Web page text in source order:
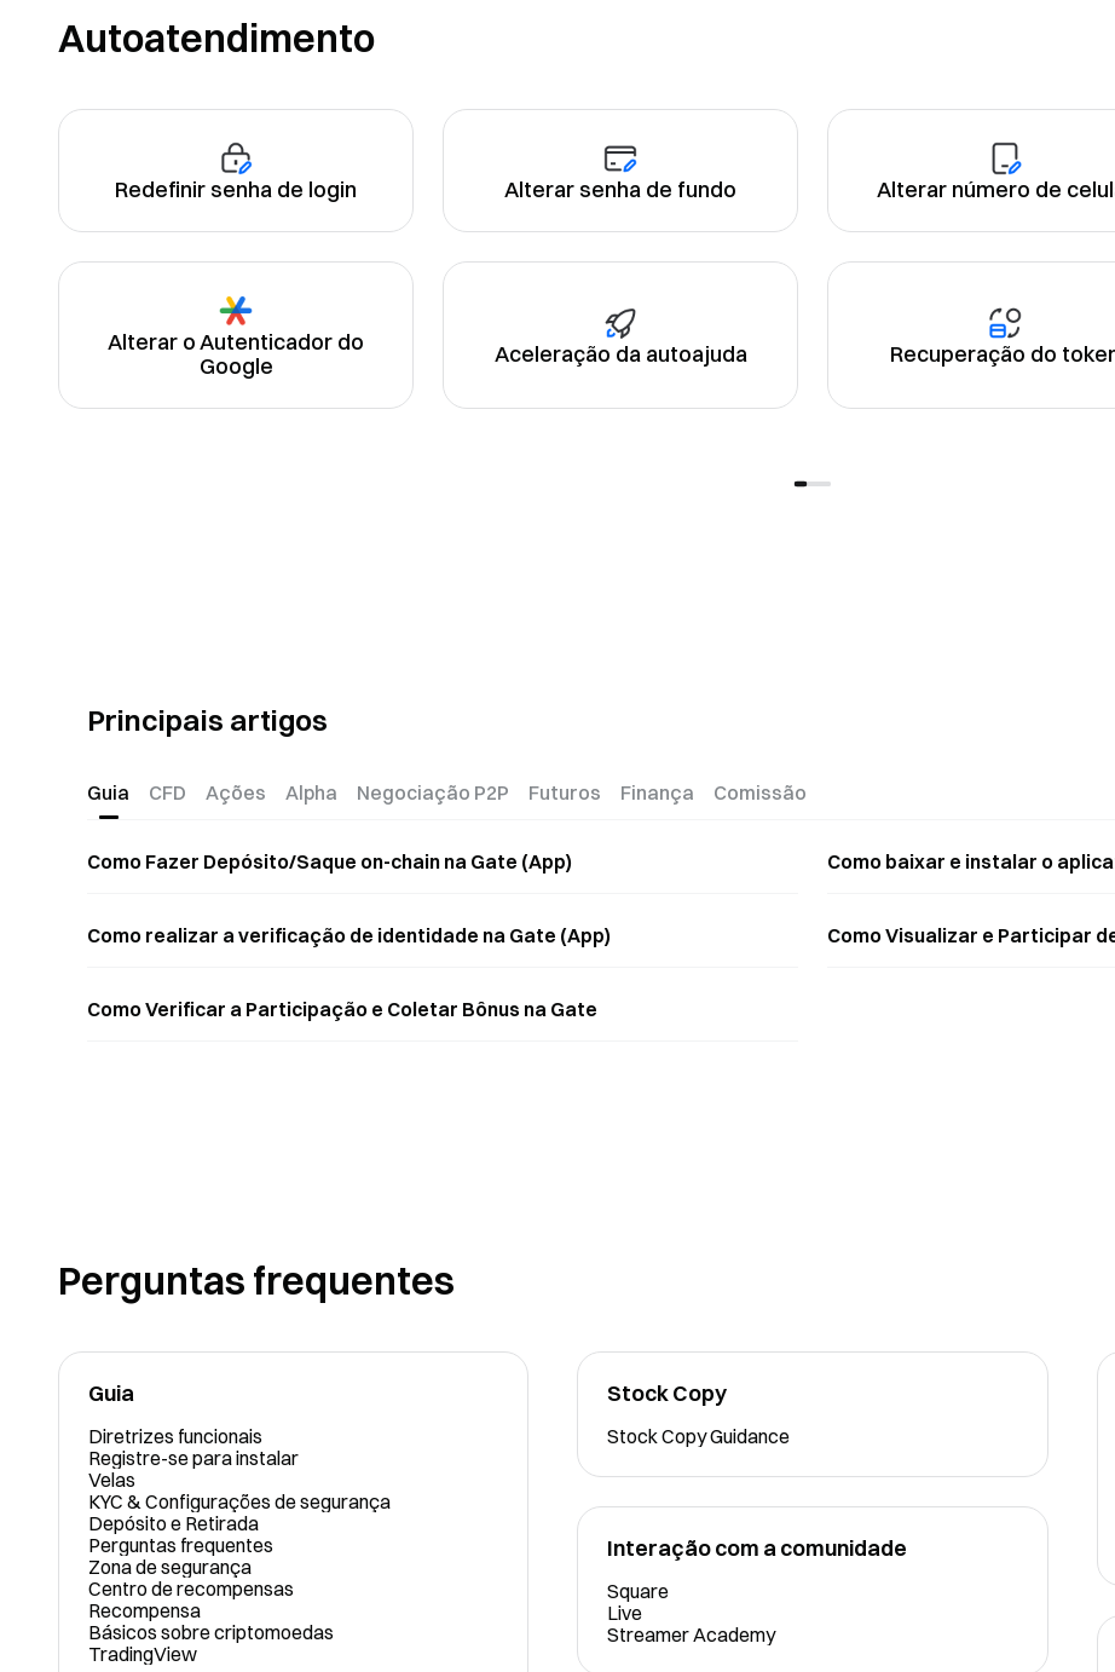
Autoatendimento
Redefinir senha de login Alterar senha de fundo Alterar número de
Alterar o Autenticador do
Google
Aceleração da autoajuda Recuperação do
Principais artigos
Guia CFD Ações Alpha Negociação P2P Futuros Finança Comissão
Como Fazer Depósito/Saque on-chain na Gate (App) Como baixar e instalar o
Como realizar a verificação de identidade na Gate (App) Como Visualizar e Participar
Como Verificar a Participação e Coletar Bônus na Gate
Perguntas frequentes
Guia
Diretrizes funcionais
Registre-se para instalar
Velas
KYC & Configurações de segurança
Depósito e Retirada
Perguntas frequentes
Zona de segurança
Centro de recompensas
Recompensa
Básicos sobre criptomoedas
TradingView
Stock Copy
Stock Copy Guidance
Interação com a comunidade
Square
Live
Streamer Academy